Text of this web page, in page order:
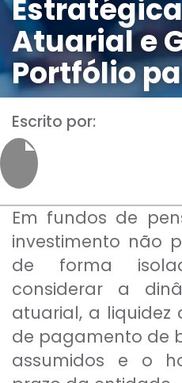
Navegação
Sobre nós
Para empresas
Atuarial e
Portfólio
Escrito por:
Em fundos de
investimento não
de forma
considerar a
atuarial, a liquidez
de pagamento de
assumidos e o